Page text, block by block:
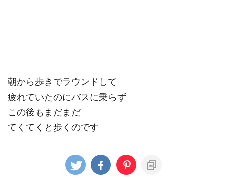
朝から歩きでラウンドして
疲れていたのにバスに乗らず
この後もまだまだ
てくてくと歩くのです